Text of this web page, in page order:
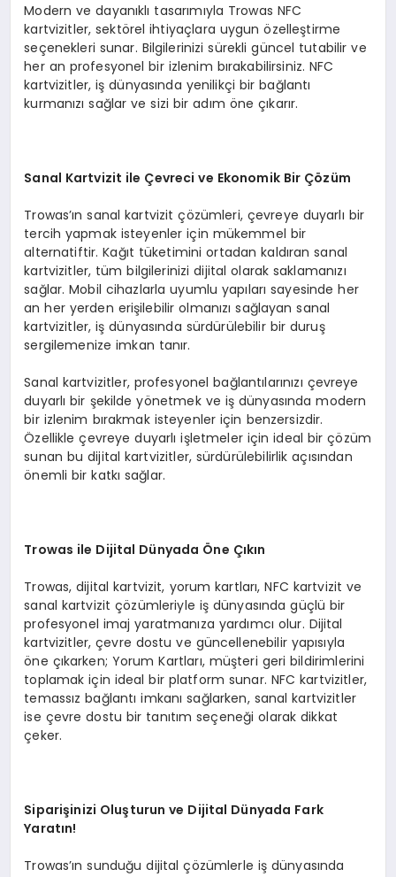
Modern ve dayanıklı tasarımıyla Trowas NFC
kartvizitler, sektörel ihtiyaçlara uygun özelleştirme
seçenekleri sunar. Bilgilerinizi sürekli güncel tutabilir ve
her an profesyonel bir izlenim bırakabilirsiniz. NFC
kartvizitler, iş dünyasında yenilikçi bir bağlantı
kurmanızı sağlar ve sizi bir adım öne çıkarır.
Sanal Kartvizit ile Çevreci ve Ekonomik Bir Çözüm
Trowas’ın sanal kartvizit çözümleri, çevreye duyarlı bir
tercih yapmak isteyenler için mükemmel bir
alternatiftir. Kağıt tüketimini ortadan kaldıran sanal
kartvizitler, tüm bilgilerinizi dijital olarak saklamanızı
sağlar. Mobil cihazlarla uyumlu yapıları sayesinde her
an her yerden erişilebilir olmanızı sağlayan sanal
kartvizitler, iş dünyasında sürdürülebilir bir duruş
sergilemenize imkan tanır.
Sanal kartvizitler, profesyonel bağlantılarınızı çevreye
duyarlı bir şekilde yönetmek ve iş dünyasında modern
bir izlenim bırakmak isteyenler için benzersizdir.
Özellikle çevreye duyarlı işletmeler için ideal bir çözüm
sunan bu dijital kartvizitler, sürdürülebilirlik açısından
önemli bir katkı sağlar.
Trowas ile Dijital Dünyada Öne Çıkın
Trowas, dijital kartvizit, yorum kartları, NFC kartvizit ve
sanal kartvizit çözümleriyle iş dünyasında güçlü bir
profesyonel imaj yaratmanıza yardımcı olur. Dijital
kartvizitler, çevre dostu ve güncellenebilir yapısıyla
öne çıkarken; Yorum Kartları, müşteri geri bildirimlerini
toplamak için ideal bir platform sunar. NFC kartvizitler,
temassız bağlantı imkanı sağlarken, sanal kartvizitler
ise çevre dostu bir tanıtım seçeneği olarak dikkat
çeker.
Siparişinizi Oluşturun ve Dijital Dünyada Fark
Yaratın!
Trowas’ın sunduğu dijital çözümlerle iş dünyasında